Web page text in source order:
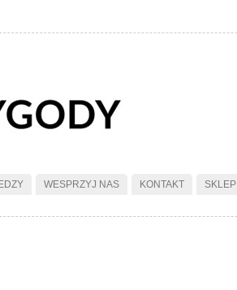
WESPRZYJ NAS KONTAKT
SKLEP